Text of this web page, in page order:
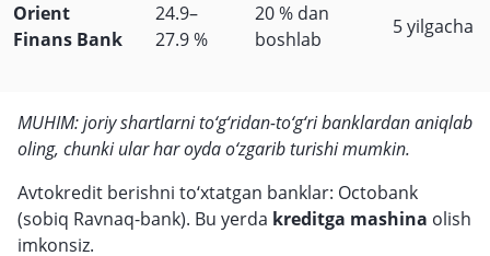
Orient
Finans Bank
24.9–
27.9 %
20 % dan
boshlab
5 yilgacha
MUHIM: joriy shartlarni to‘g‘ridan-to‘g‘ri banklardan aniqlab
oling, chunki ular har oyda o‘zgarib turishi mumkin.
Avtokredit berishni to‘xtatgan banklar: Octobank
(sobiq Ravnaq-bank). Bu yerda kreditga mashina olish
imkonsiz.